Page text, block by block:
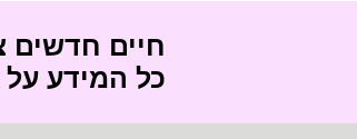
חיים חדשים
כל המידע על